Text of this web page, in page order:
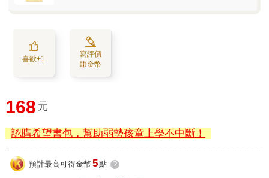
喜歡+1
寫評價
賺金幣
168 元
認購希望書包，幫助弱勢孩童上學不中斷！
預計最高可得金幣 5點 ?